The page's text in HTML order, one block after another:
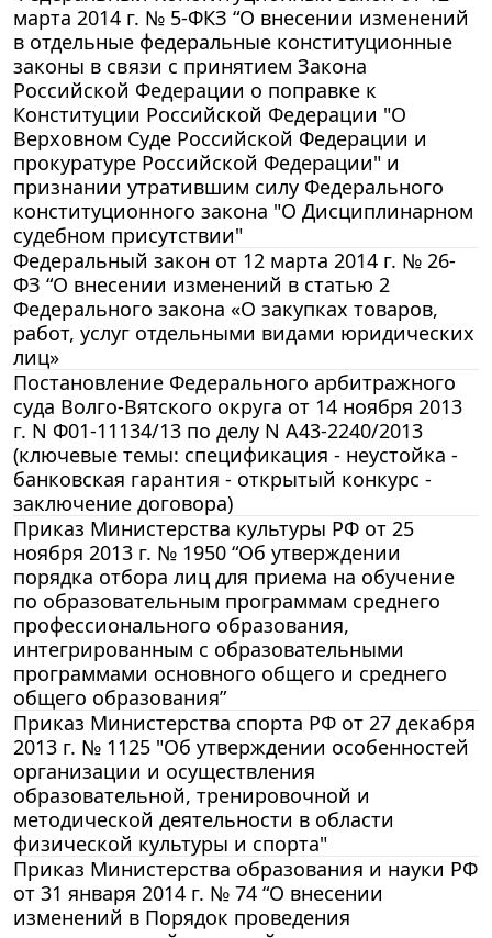
марта 2014 г. № 5-ФКЗ “О внесении изменений
в отдельные федеральные конституционные
законы в связи с принятием Закона
Российской Федерации о поправке к
Конституции Российской Федерации "О
Верховном Суде Российской Федерации и
прокуратуре Российской Федерации" и
признании утратившим силу Федерального
конституционного закона "О Дисциплинарном
судебном присутствии"
Федеральный закон от 12 марта 2014 г. № 26-
ФЗ “О внесении изменений в статью 2
Федерального закона «О закупках товаров,
работ, услуг отдельными видами юридических
лиц»
Постановление Федерального арбитражного
суда Волго-Вятского округа от 14 ноября 2013
г. N Ф01-11134/13 по делу N А43-2240/2013
(ключевые темы: спецификация - неустойка -
банковская гарантия - открытый конкурс -
заключение договора)
Приказ Министерства культуры РФ от 25
ноября 2013 г. № 1950 “Об утверждении
порядка отбора лиц для приема на обучение
по образовательным программам среднего
профессионального образования,
интегрированным с образовательными
программами основного общего и среднего
общего образования”
Приказ Министерства спорта РФ от 27 декабря
2013 г. № 1125 "Об утверждении особенностей
организации и осуществления
образовательной, тренировочной и
методической деятельности в области
физической культуры и спорта"
Приказ Министерства образования и науки РФ
от 31 января 2014 г. № 74 “О внесении
изменений в Порядок проведения